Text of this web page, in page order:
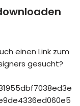
einen Link zum
gesucht?